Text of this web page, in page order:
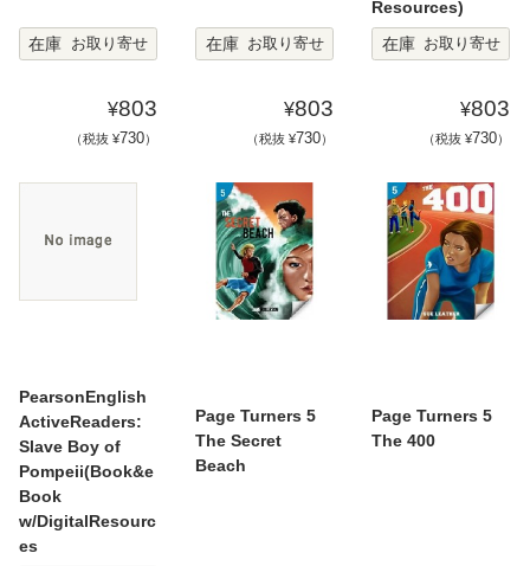
在庫 お取り寄せ
¥803
（税抜 ¥730）
在庫 お取り寄せ
¥803
（税抜 ¥730）
Resources)
在庫
お取り寄せ
¥803
（税抜 ¥730）
PearsonEnglish
ActiveReaders:
Slave Boy of
Pompeii(Book&e
Book
w/DigitalResourc
es
Page Turners 5
The Secret
Beach
Page Turners 5
The 400